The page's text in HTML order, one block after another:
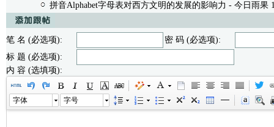
拼音Alphabet字母表对西方文明的发展的影响力 - 今日雨果
笔 名 (必选项):
密 码 (必选项):
标 题 (必选项):
内 容 (选填项):
字体 字号